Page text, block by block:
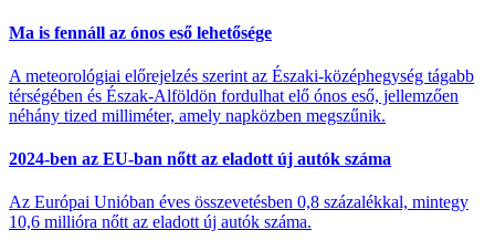
Ma is fennáll az ónos eső lehetősége
A meteorológiai előrejelzés szerint az Északi-középhegység tágabb
térségében és Észak-Alföldön fordulhat elő ónos eső, jellemzően
néhány tized milliméter, amely napközben megszűnik.
2024-ben az EU-ban nőtt az eladott új autók száma
Az Európai Unióban éves összevetésben 0,8 százalékkal, mintegy
10,6 millióra nőtt az eladott új autók száma.